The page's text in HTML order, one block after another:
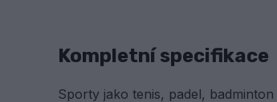
Kompletní specifikace
Sporty jako tenis, padel,